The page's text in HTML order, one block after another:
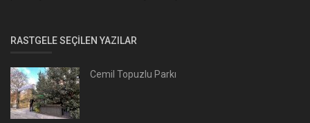
RASTGELE SEÇILEN YAZILAR
Cemil Topuzlu Parkı